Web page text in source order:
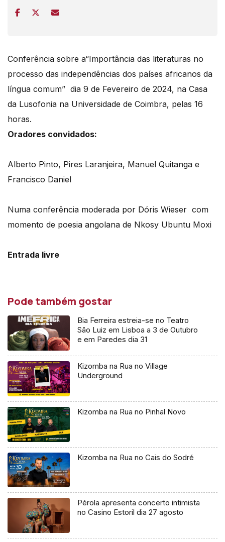
Conferência sobre a“Importância das literaturas no
processo das independências dos países africanos da
língua comum” dia 9 de Fevereiro de 2024, na Casa
da Lusofonia na Universidade de Coimbra, pelas 16
horas.
Oradores convidados:
Alberto Pinto, Pires Laranjeira, Manuel Quitanga e
Francisco Daniel
Numa conferência moderada por Dóris Wieser com
momento de poesia angolana de Nkosy Ubuntu Moxi
Entrada livre
Pode também gostar
Bia Ferreira estreia-se no Teatro
São Luiz em Lisboa a 3 de Outubro
e em Paredes dia 31
Kizomba na Rua no Village
Underground
Kizomba na Rua no Pinhal Novo
Kizomba na Rua no Cais do Sodré
Pérola apresenta concerto intimista
no Casino Estoril dia 27 agosto